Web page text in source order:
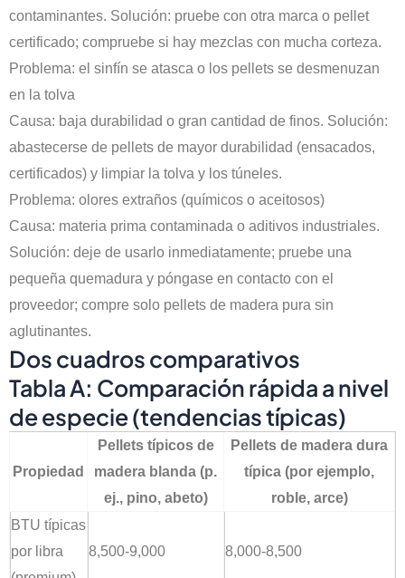
contaminantes. Solución: pruebe con otra marca o pellet
certificado; compruebe si hay mezclas con mucha corteza.
Problema: el sinfín se atasca o los pellets se desmenuzan
en la tolva
Causa: baja durabilidad o gran cantidad de finos. Solución:
abastecerse de pellets de mayor durabilidad (ensacados,
certificados) y limpiar la tolva y los túneles.
Problema: olores extraños (químicos o aceitosos)
Causa: materia prima contaminada o aditivos industriales.
Solución: deje de usarlo inmediatamente; pruebe una
pequeña quemadura y póngase en contacto con el
proveedor; compre solo pellets de madera pura sin
aglutinantes.
Dos cuadros comparativos
Tabla A: Comparación rápida a nivel
de especie (tendencias típicas)
Propiedad
Pellets típicos de
madera blanda (p.
ej., pino, abeto)
Pellets de madera dura
típica (por ejemplo,
roble, arce)
BTU típicas
por libra
8,500-9,000 8,000-8,500